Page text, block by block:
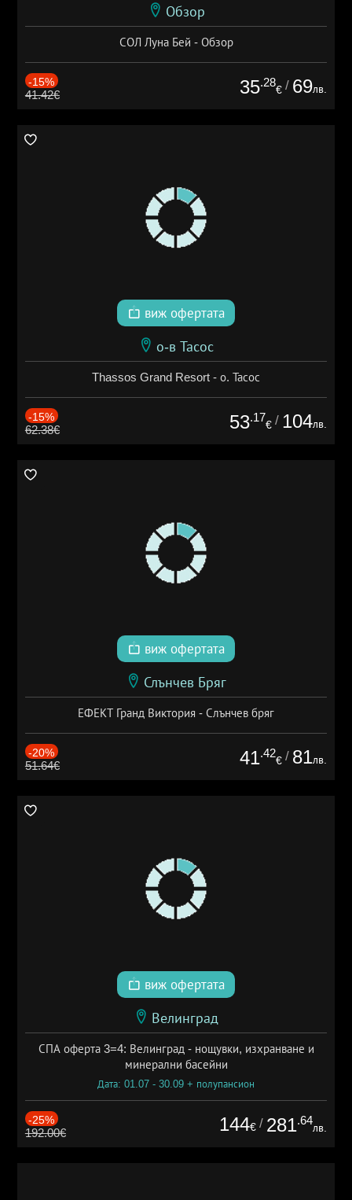
Обзор
СОЛ Луна Бей - Обзор
-15%
41.42€ 35.28
€ / 69лв.
виж офертата
о-в Тасос
Thassos Grand Resort - о. Тасос
-15%
62.38€ 53.17
€ / 104лв.
виж офертата
Слънчев Бряг
ЕФЕКТ Гранд Виктория - Слънчев бряг
-20%
51.64€ 41.42
€ / 81лв.
виж офертата
Велинград
СПА оферта 3=4: Велинград - нощувки, изхранване и
минерални басейни
Дата: 01.07 - 30.09 + полупансион
-25%
192.00€ 144€ / 281.64
лв.